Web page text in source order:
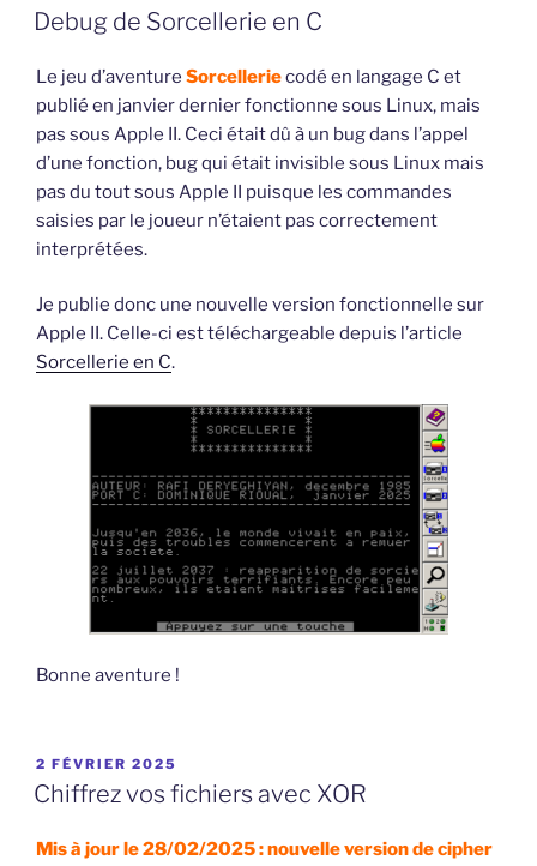
du
sur
Apple
II »
LE
Debug de Sorcellerie en C
Le jeu d’aventure Sorcelleriecodé en langage C et
publié en janvier dernier fonctionne sous Linux, mais
pas sous Apple II. Ceci était dû à un bug dans l’appel
d’une fonction, bug qui était invisible sous Linux mais
pas du tout sous Apple II puisque les commandes
saisies par le joueur n’étaient pas correctement
interprétées.
Je publie donc une nouvelle version fonctionnelle sur
Apple II. Celle-ci est téléchargeable depuis l’article
Sorcellerie en C.
Bonne aventure !
PUBLIÉ
LE
2 FÉVRIER 2025
Chiffrez vos fichiers avec XOR
Mis à jour le 28/02/2025 : nouvelle version de cipher